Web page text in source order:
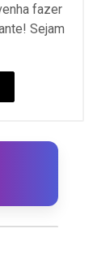
fazer
Sejam